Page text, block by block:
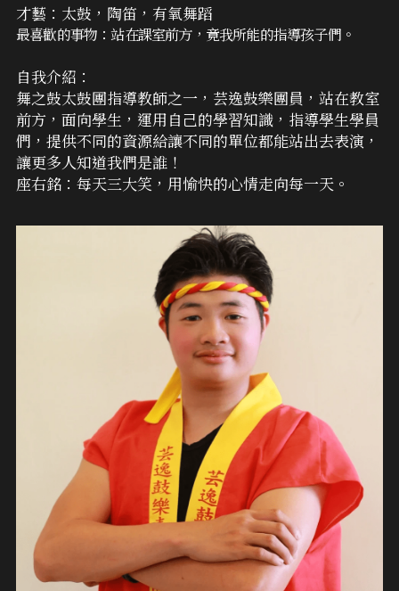
才藝：太鼓，陶笛，有氧舞蹈
最喜歡的事物：站在課室前方，竟我所能的指導孩子們。
自我介紹：
舞之鼓太鼓團指導教師之一，芸逸鼓樂團員，站在教室
前方，面向學生，運用自己的學習知識，指導學生學員
們，提供不同的資源給讓不同的單位都能站出去表演，
讓更多人知道我們是誰！
座右銘：每天三大笑，用愉快的心情走向每一天。